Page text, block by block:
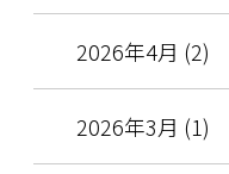
2026年4月 (2)
2026年3月 (1)